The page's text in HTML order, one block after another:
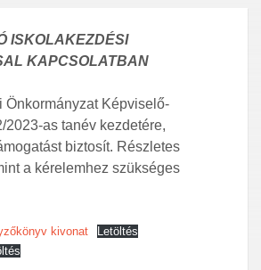
ISKOLAKEZDÉSI
KAPCSOLATBAN
Önkormányzat Képviselő-
2023-as tanév kezdetére,
biztosít. Részletes
a kérelemhez szükséges
kivonat
Letöltés